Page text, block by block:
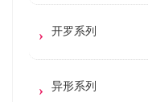
开罗系列
异形系列